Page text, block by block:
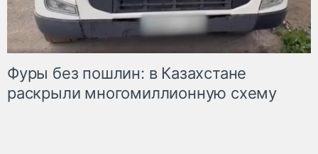
Фуры без пошлин: в Казахстане
раскрыли многомиллионную схему